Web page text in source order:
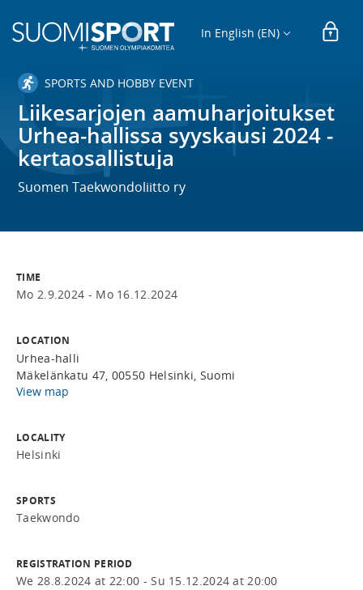
In English (EN)
SPORTS AND HOBBY EVENT
Liikesarjojen aamuharjoitukset
Urhea-hallissa syyskausi 2024 -
kertaosallistuja
Suomen Taekwondoliitto ry
TIME
Mo 2.9.2024 - Mo 16.12.2024
LOCATION
Urhea-halli
Mäkelänkatu 47, 00550 Helsinki, Suomi
View map
LOCALITY
Helsinki
SPORTS
Taekwondo
REGISTRATION PERIOD
We 28.8.2024 at 22:00 - Su 15.12.2024 at 20:00